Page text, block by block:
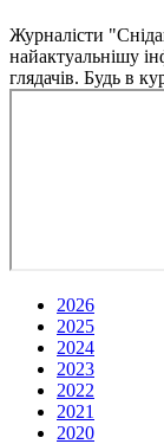
Журналісти
найактуальнішу
глядачів. Будь в
2026
2025
2024
2023
2022
2021
2020